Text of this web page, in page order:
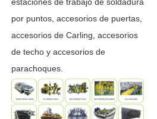
por puntos, accesorios de puertas,
accesorios de Carling, accesorios
de techo y accesorios de
parachoques.